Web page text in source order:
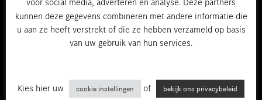
Meer info
kunnen deze gegevens combineren met andere informatie die
u aan ze heeft verstrekt of die ze hebben verzameld op basis
van uw gebruik van hun services.
Kies hier uw cookie instellingen of bekijk ons privacybeleid